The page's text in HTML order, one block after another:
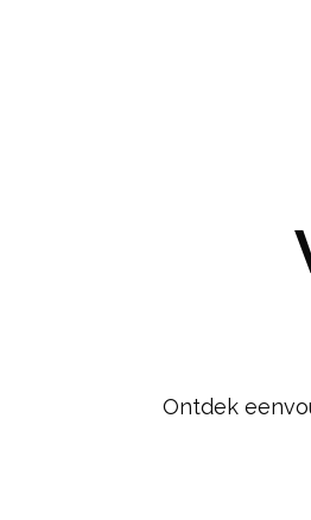
Ontdek